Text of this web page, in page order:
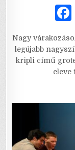
Nagy
legújabb
kripli című
eleve